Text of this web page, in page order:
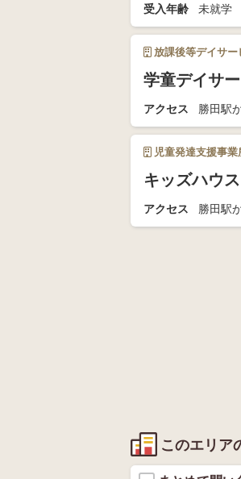
受入年齢
未就学
放課後等デイサー
学童デイサ
アクセス 勝田駅
児童発達支援事業
キッズハウ
アクセス 勝田駅
このエリア